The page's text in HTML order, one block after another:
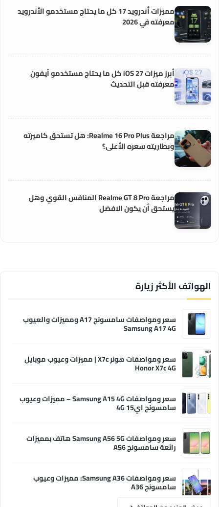
مميزات أندرويد 17 كل ما يحتاج مستخدمو الأندرويد
معرفته في 2026
أبرز ميزات iOS 27 كل ما يحتاج مستخدمو آيفون
معرفته قبل التحديث
مراجعة Realme 16 Pro Plus: هل تستحق كاميرته
وبطاريته سعره الأعلى؟
مراجعة Realme GT 8 Pro المنافس القوي وهل
يستحق أن يكون الافضل
الهواتف الأكثر زيارة
سعر ومواصفات سامسونج A17 ومميزات والعيوب
Samsung A17 4G
سعر ومواصفات هونر X7c | مميزات وعيوب موبايل
Honor X7c 4G
سعر ومواصفات Samsung A15 4G – مميزات وعيوب
سامسونج اي15 4G
سعر ومواصفات Samsung A56 5G هاتف بمميزات
رائعة سامسونج A56
سعر ومواصفات Samsung A36: مميزات وعيوب
سامسونج A36